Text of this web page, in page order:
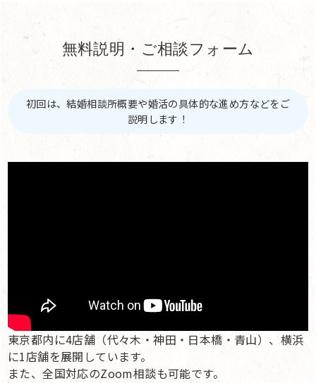
無料説明・ご相談フォーム
初回は、結婚相談所概要や婚活の具体的な進め方などをご
説明します！
東京都内に4店舗（代々木・神田・日本橋・青山）、横浜
に1店舗を展開しています。
また、全国対応のZoom相談も可能です。